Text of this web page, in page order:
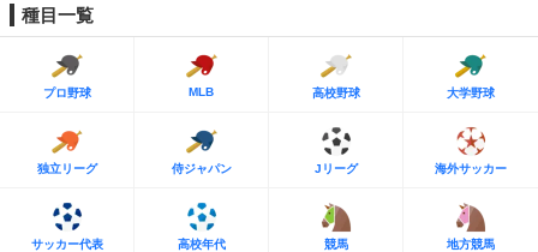
種目一覧
プロ野球 MLB 高校野球 大学野球
独立リーグ 侍ジャパン Jリーグ 海外サッカー
サッカー代表 高校年代 競馬 地方競馬